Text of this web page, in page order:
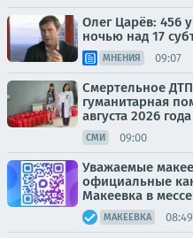
Олег Царёв: 456
ночью над 17
МНЕНИЯ 09:07
Смертельное
гуманитарная
августа 2026 года
СМИ 09:00
Уважаемые
официальные
Макеевка в
МАКЕЕВКА 08:49